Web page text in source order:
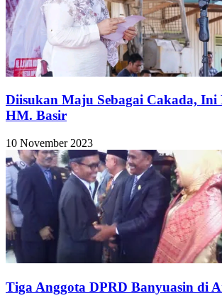
Diisukan Maju Sebagai Cakada,
HM. Basir
10 November 2023
Tiga Anggota DPRD Banyuasin di